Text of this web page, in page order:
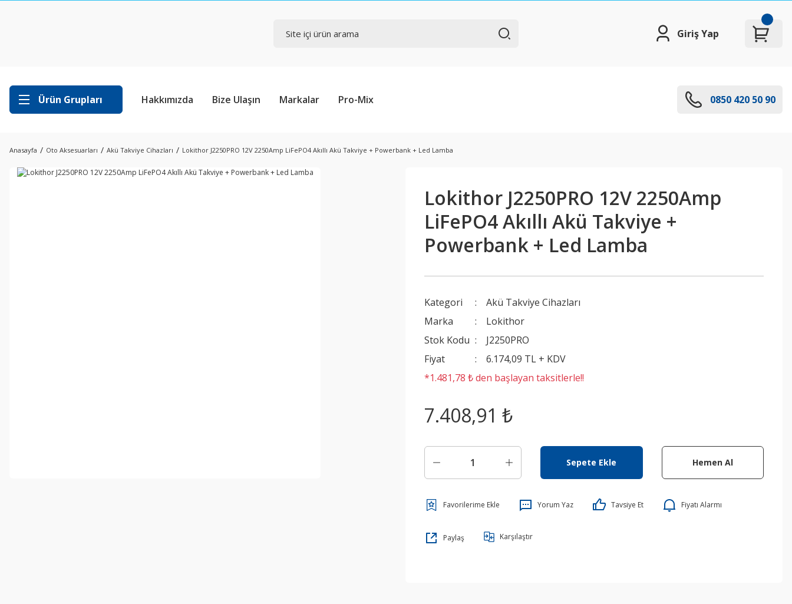
Giriş Yap
Ürün Grupları Hakkımızda Bize Ulaşın Markalar Pro-Mix 0850 420 50 90
Anasayfa Oto Aksesuarları Akü Takviye Cihazları Lokithor J2250PRO 12V 2250Amp LiFePO4 Akıllı Akü Takviye + Powerbank + Led Lamba
Lokithor J2250PRO 12V 2250Amp
LiFePO4 Akıllı Akü Takviye +
Powerbank + Led Lamba
Kategori
Akü Takviye Cihazları
Marka
Lokithor
Stok Kodu
J2250PRO
Fiyat
6.174,09 TL + KDV
*1.481,78 ₺ den başlayan taksitlerle!!
7.408,91 ₺
Sepete Ekle Hemen Al
Yorum Yaz Tavsiye Et Fiyatı Alarmı
Paylaş Karşılaştır